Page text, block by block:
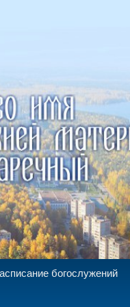
г. Заречный
богослужений